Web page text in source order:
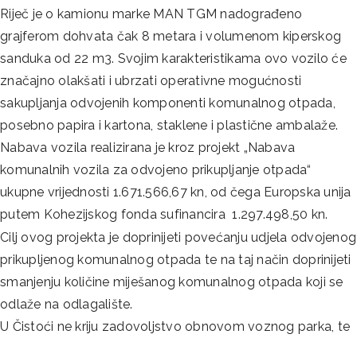
Riječ je o kamionu marke MAN TGM nadograđeno
grajferom dohvata čak 8 metara i volumenom kiperskog
sanduka od 22 m3. Svojim karakteristikama ovo vozilo će
značajno olakšati i ubrzati operativne mogućnosti
sakupljanja odvojenih komponenti komunalnog otpada,
posebno papira i kartona, staklene i plastične ambalaže.
Nabava vozila realizirana je kroz projekt „Nabava
komunalnih vozila za odvojeno prikupljanje otpada“
ukupne vrijednosti 1.671.566,67 kn, od čega Europska unija
putem Kohezijskog fonda sufinancira 1.297.498,50 kn.
Cilj ovog projekta je doprinijeti povećanju udjela odvojenog
prikupljenog komunalnog otpada te na taj način doprinijeti
smanjenju količine miješanog komunalnog otpada koji se
odlaže na odlagalište.
U Čistoći ne kriju zadovoljstvo obnovom voznog parka, te